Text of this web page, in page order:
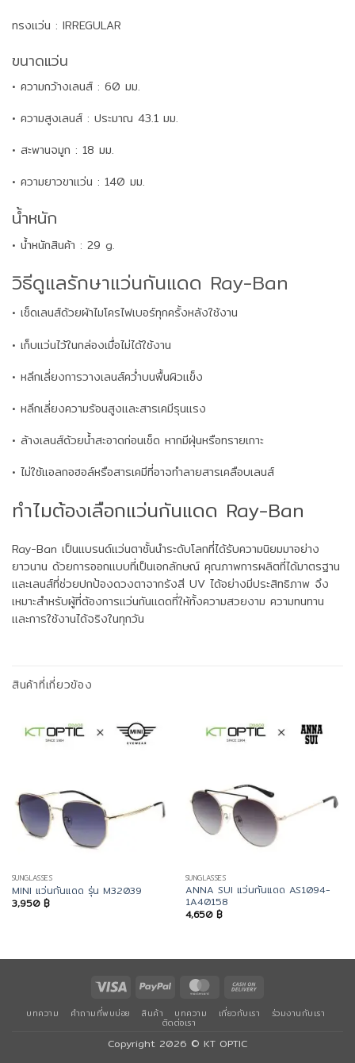
ทรงแว่น : IRREGULAR
ขนาดแว่น
• ความกว้างเลนส์ : 60 มม.
• ความสูงเลนส์ : ประมาณ 43.1 มม.
• สะพานจมูก : 18 มม.
• ความยาวขาแว่น : 140 มม.
น้ำหนัก
• น้ำหนักสินค้า : 29 g.
วิธีดูแลรักษาแว่นกันแดด Ray-Ban
• เช็ดเลนส์ด้วยผ้าไมโครไฟเบอร์ทุกครั้งหลังใช้งาน
• เก็บแว่นไว้ในกล่องเมื่อไม่ได้ใช้งาน
• หลีกเลี่ยงการวางเลนส์คว่ำบนพื้นผิวแข็ง
• หลีกเลี่ยงความร้อนสูงและสารเคมีรุนแรง
• ล้างเลนส์ด้วยน้ำสะอาดก่อนเช็ด หากมีฝุ่นหรือทรายเกาะ
• ไม่ใช้แอลกอฮอล์หรือสารเคมีที่อาจทำลายสารเคลือบเลนส์
ทำไมต้องเลือกแว่นกันแดด Ray-Ban
Ray-Ban เป็นแบรนด์แว่นตาชั้นนำระดับโลกที่ได้รับความนิยมมาอย่าง
ยาวนาน ด้วยการออกแบบที่เป็นเอกลักษณ์ คุณภาพการผลิตที่ได้มาตรฐาน
และเลนส์ที่ช่วยปกป้องดวงตาจากรังสี UV ได้อย่างมีประสิทธิภาพ จึง
เหมาะสำหรับผู้ที่ต้องการแว่นกันแดดที่ให้ทั้งความสวยงาม ความทนทาน
และการใช้งานได้จริงในทุกวัน
สินค้าที่เกี่ยวข้อง
SUNGLASSES
MINI แว่นกันแดด รุ่น M32039
3,950 ฿
SUNGLASSES
ANNA SUI แว่นกันแดด AS1094-
1A40158
4,650 ฿
Visa PayPal MasterCard
Delivery
บทความ คำถามที่พบบ่อย สินค้า บทความ เกี่ยวกับเรา ร่วมงานกับเรา
ติดต่อเรา
Copyright 2026 © KT OPTIC